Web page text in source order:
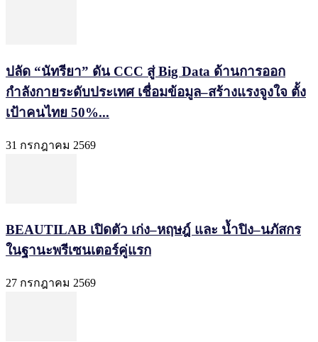
ปลัด “นัทรียา” ดัน CCC สู่ Big Data ด้านการออก
กำลังกายระดับประเทศ เชื่อมข้อมูล–สร้างแรงจูงใจ ตั้ง
เป้าคนไทย 50%...
31 กรกฎาคม 2569
BEAUTILAB เปิดตัว เก่ง–หฤษฎ์ และ น้ำปิง–นภัสกร
ในฐานะพรีเซนเตอร์คู่แรก
27 กรกฎาคม 2569